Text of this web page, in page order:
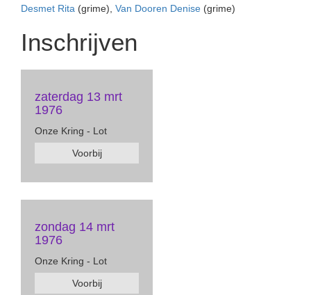
Desmet Rita (grime), Van Dooren Denise (grime)
Inschrijven
zaterdag 13 mrt
1976
Onze Kring - Lot
Voorbij
zondag 14 mrt
1976
Onze Kring - Lot
Voorbij